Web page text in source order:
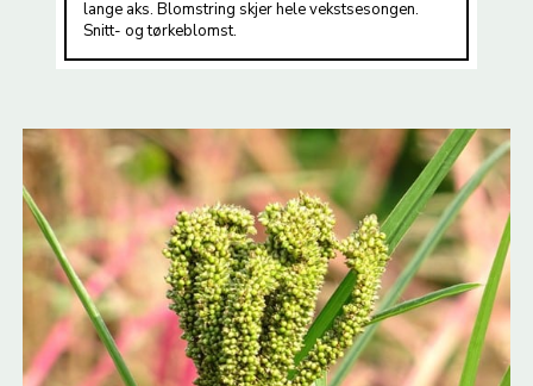
lange aks. Blomstring skjer hele vekstsesongen.
Snitt- og tørkeblomst.